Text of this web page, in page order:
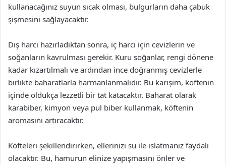
kullanacağınız suyun sıcak olması, bulgurların daha çabuk
şişmesini sağlayacaktır.
Dış harcı hazırladıktan sonra, iç harcı için cevizlerin ve
soğanların kavrulması gerekir. Kuru soğanlar, rengi dönene
kadar kızartılmalı ve ardından ince doğranmış cevizlerle
birlikte baharatlarla harmanlanmalıdır. Bu karışım, köftenin
içinde oldukça lezzetli bir tat katacaktır. Baharat olarak
karabiber, kimyon veya pul biber kullanmak, köftenin
aromasını artıracaktır.
Köfteleri şekillendirirken, ellerinizi su ile ıslatmanız faydalı
olacaktır. Bu, hamurun elinize yapışmasını önler ve